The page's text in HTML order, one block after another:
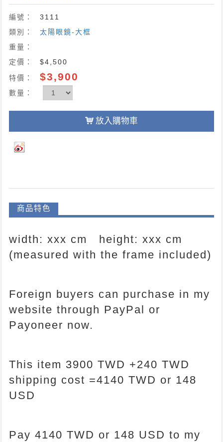
編號：
3111
類別：
太陽眼鏡-大框
重量：
定價：
$4,500
特價：
$3,900
數量：
放入購物車
商品特色
width: xxx cm height:xxx cm
(measured with the frame included)
Foreign buyers can purchase in my
website through PayPal or
Payoneer now.
This item 3900 TWD +240 TWD
shipping cost =4140 TWD or 148
USD
Pay4140 TWD or 148 USD to my